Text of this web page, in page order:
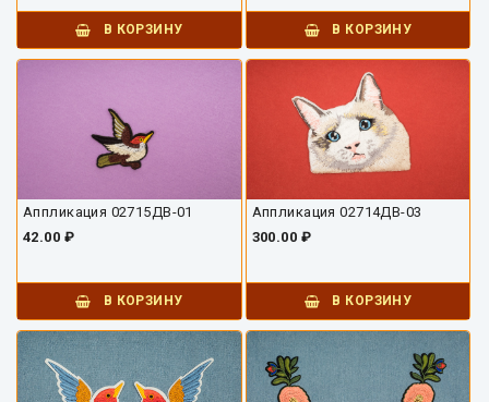
В КОРЗИНУ В КОРЗИНУ
Аппликация 02715ДВ-01
42.00 ₽
В КОРЗИНУ
Аппликация 02714ДВ-03
300.00 ₽
В КОРЗИНУ